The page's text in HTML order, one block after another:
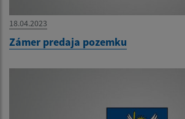
18.04.2023
Zámer predaja pozemku